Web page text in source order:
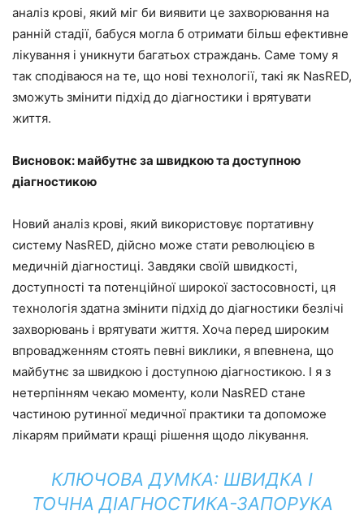
аналіз крові, який міг би виявити це захворювання на
ранній стадії, бабуся могла б отримати більш ефективне
лікування і уникнути багатьох страждань. Саме тому я
так сподіваюся на те, що нові технології, такі як NasRED,
зможуть змінити підхід до діагностики і врятувати
життя.
Висновок: майбутнє за швидкою та доступною
діагностикою
Новий аналіз крові, який використовує портативну
систему NasRED, дійсно може стати революцією в
медичній діагностиці. Завдяки своїй швидкості,
доступності та потенційної широкої застосовності, ця
технологія здатна змінити підхід до діагностики безлічі
захворювань і врятувати життя. Хоча перед широким
впровадженням стоять певні виклики, я впевнена, що
майбутнє за швидкою і доступною діагностикою. І я з
нетерпінням чекаю моменту, коли NasRED стане
частиною рутинної медичної практики та допоможе
лікарям приймати кращі рішення щодо лікування.
КЛЮЧОВА ДУМКА: ШВИДКА І
ТОЧНА ДІАГНОСТИКА-ЗАПОРУКА